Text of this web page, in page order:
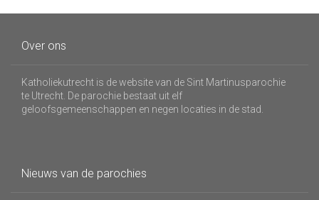
Over ons
Katholiekutrecht is de website van de Sint Martinusparochie
te Utrecht. De parochie bestaat uit elf
geloofsgemeenschappen en negen locaties in de stad.
Nieuws van de parochies